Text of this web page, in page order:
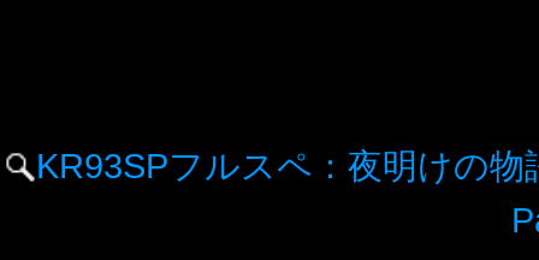
KR93SPフルスペ：夜明けの物